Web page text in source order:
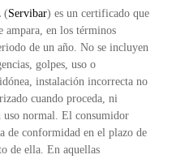
(Servibar) es un certificado que
ampara, en los términos
de un año. No se incluyen
golpes, uso o
instalación incorrecta no
cuando proceda, ni
uso normal. El consumidor
de conformidad en el plazo de
de ella. En aquellas